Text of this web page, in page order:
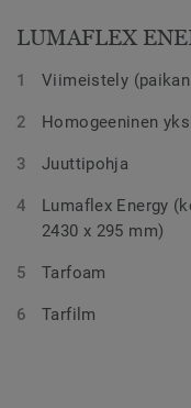
LUMAFLEX
Viimeistely
Homogeeninen
Juuttipohja
Lumaflex Energy
2430 x 295 mm)
Tarfoam
Tarfilm